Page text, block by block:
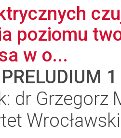
poziomu
w o...
PRELUDIUM 1
dr Grzegorz